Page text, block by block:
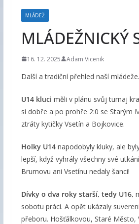
MLÁDEŽ
MLÁDEŽNICKÝ
16. 12. 2025 Adam Vicenik
Další a tradiční přehled naší mládeže.
U14 kluci měli v plánu svůj turnaj
si dobře a po prohře 2:0 se Starým
ztráty kytičky Vsetín a Bojkovice.
Holky U14napodobyly kluky, ale
lepší, když vyhrály všechny své
Brumovu ani Vsetínu nedaly šanci!
Dívky o dva roky starší, tedy U16,
sobotu práci. A opět ukázaly
přeboru. Hošťálkovou, Staré Město,